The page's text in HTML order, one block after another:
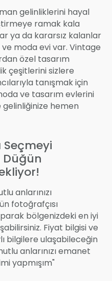
gelinliklerini hayal
ramak kala
ya da kararsız kalanlar
moda evi var. Vintage
özel tasarım
çeşitlerini sizlere
tanışmak için
ve tasarım evlerini
hemen
Seçmeyi
Düğün
anlarınızı
fotoğrafçısı
bölgenizdeki en iyi
Fiyat bilgisi ve
bilgilere ulaşabileceğin
anlarınızı emanet
yapmışım"